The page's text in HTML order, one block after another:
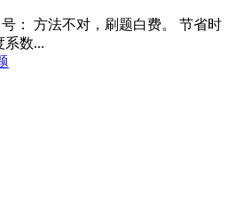
： 方法不对，刷题白费。 节省时
系数...